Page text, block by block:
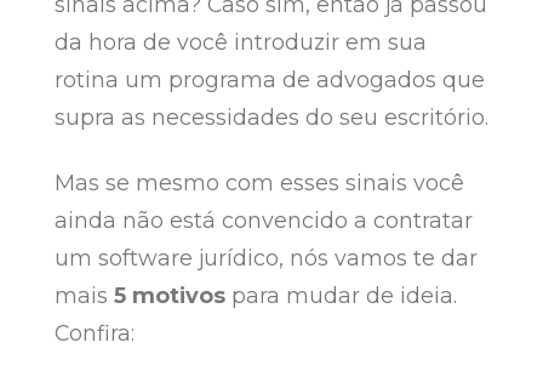
da hora de você introduzir em sua
rotina um programa de advogados que
supra as necessidades do seu escritório.
Mas se mesmo com esses sinais você
ainda não está convencido a contratar
um software jurídico, nós vamos te dar
mais 5 motivospara mudar de ideia.
Confira: